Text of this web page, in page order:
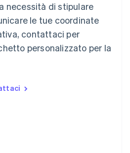
necessità di stipulare
le tue coordinate
contattaci per
personalizzato per la